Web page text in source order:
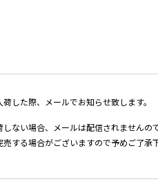
した際、メールでお知らせ致します。
しない場合、メールは配信されませんの
する場合がございますので予めご了承